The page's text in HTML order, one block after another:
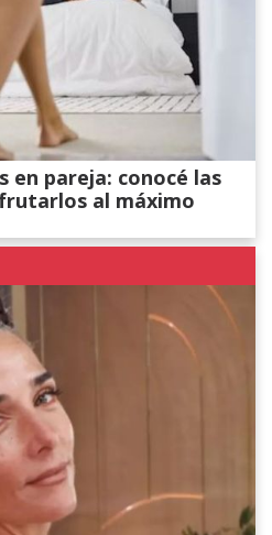
en pareja: conocé las
al máximo